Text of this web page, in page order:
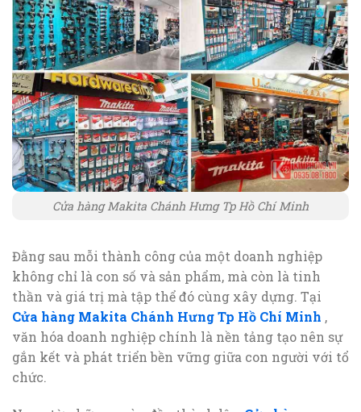
Cửa hàng Makita Chánh Hưng Tp Hồ Chí Minh
Đằng sau mỗi thành công của một doanh nghiệp
không chỉ là con số và sản phẩm, mà còn là tinh
thần và giá trị mà tập thể đó cùng xây dựng. Tại
Cửa hàng Makita Chánh Hưng Tp Hồ Chí Minh ,
văn hóa doanh nghiệp chính là nền tảng tạo nên sự
gắn kết và phát triển bền vững giữa con người với tổ
chức.